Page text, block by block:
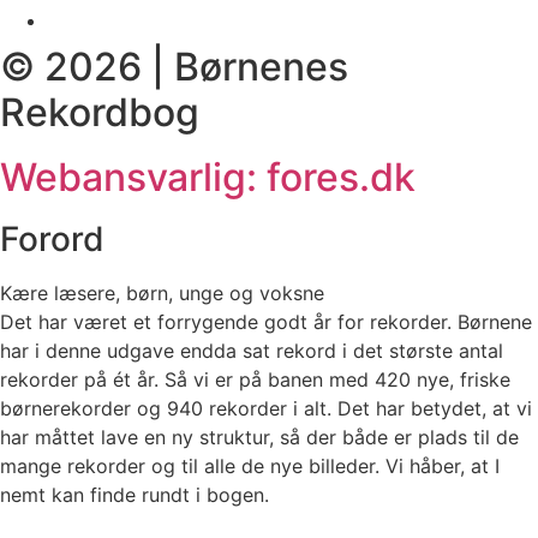
© 2026 | Børnenes
Rekordbog
Webansvarlig: fores.dk
Forord
Kære læsere, børn, unge og voksne
Det har været et forrygende godt år for rekorder. Børnene
har i denne udgave endda sat rekord i det største antal
rekorder på ét år. Så vi er på banen med 420 nye, friske
børnerekorder og 940 rekorder i alt. Det har betydet, at vi
har måttet lave en ny struktur, så der både er plads til de
mange rekorder og til alle de nye billeder. Vi håber, at I
nemt kan finde rundt i bogen.